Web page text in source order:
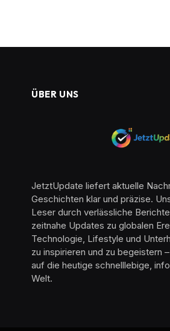
ÜBER UNS
JetztUpdate liefert aktuelle
Geschichten klar und präzise.
Leser durch verlässliche
zeitnahe Updates zu globalen
Technologie, Lifestyle und
zu inspirieren und zu begeistern
auf die heutige schnelllebige,
Welt.